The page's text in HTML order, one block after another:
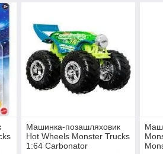
Машинка-позашляховик
Hot Wheels Monster Trucks
1:64 Carbonator